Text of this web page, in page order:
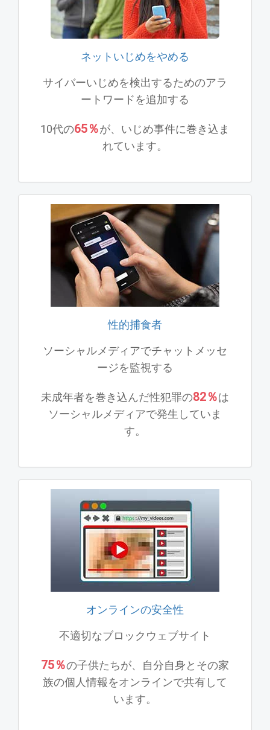
ネットいじめをやめる
サイバーいじめを検出するためのアラ
ートワードを追加する
10代の65％が、いじめ事件に巻き込ま
れています。
性的捕食者
ソーシャルメディアでチャットメッセ
ージを監視する
未成年者を巻き込んだ性犯罪の82％は
ソーシャルメディアで発生していま
す。
オンラインの安全性
不適切なブロックウェブサイト
75％の子供たちが、自分自身とその家
族の個人情報をオンラインで共有して
います。